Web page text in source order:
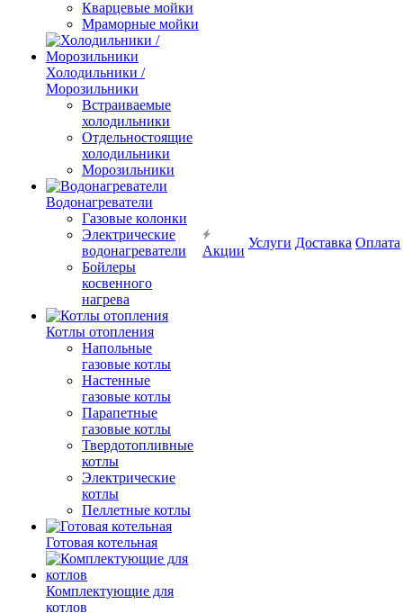
Кварцевые мойки
Мраморные мойки
Холодильники /
Морозильники
Встраиваемые
холодильники
Отдельностоящие
холодильники
Морозильники
Водонагреватели
Газовые колонки
Электрические
водонагреватели
Бойлеры
косвенного
нагрева
Котлы отопления
Напольные
газовые котлы
Настенные
газовые котлы
Парапетные
газовые котлы
Твердотопливные
котлы
Электрические
котлы
Пеллетные котлы
Готовая котельная
Комплектующие для
котлов
Акции
Услуги Доставка Оплата